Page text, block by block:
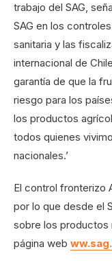
trabajo del SAG,
SAG en los
sanitaria y las
internacional de
garantía de que la
riesgo para los
los productos
todos quienes
nacionales.’
El control fronterizo
por lo que desde el
sobre los productos
página web